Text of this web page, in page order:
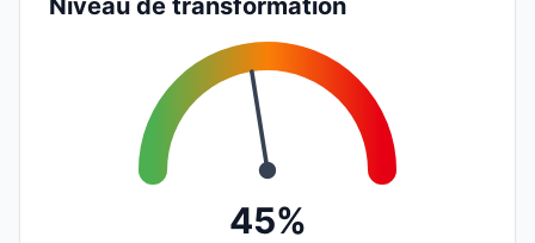
Niveau de transformation
45%